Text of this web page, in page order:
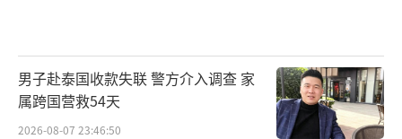
男子赴泰国收款失联 警方介入调查 家
属跨国营救54天
2026-08-07 23:46:50